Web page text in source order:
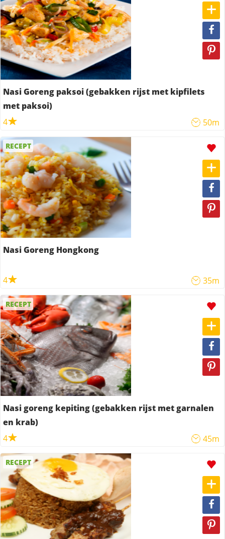
Nasi Goreng paksoi (gebakken rijst met kipfilets
met paksoi)
4
50m
RECEPT
Nasi Goreng Hongkong
4 35m
RECEPT
Nasi goreng kepiting (gebakken rijst met garnalen
en krab)
4
45m
RECEPT